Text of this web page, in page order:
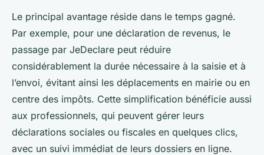
Le principal avantage réside dans le temps gagné.
Par exemple, pour une déclaration de revenus, le
passage par JeDeclare peut réduire
considérablement la durée nécessaire à la saisie et à
l’envoi, évitant ainsi les déplacements en mairie ou en
centre des impôts. Cette simplification bénéficie aussi
aux professionnels, qui peuvent gérer leurs
déclarations sociales ou fiscales en quelques clics,
avec un suivi immédiat de leurs dossiers en ligne.